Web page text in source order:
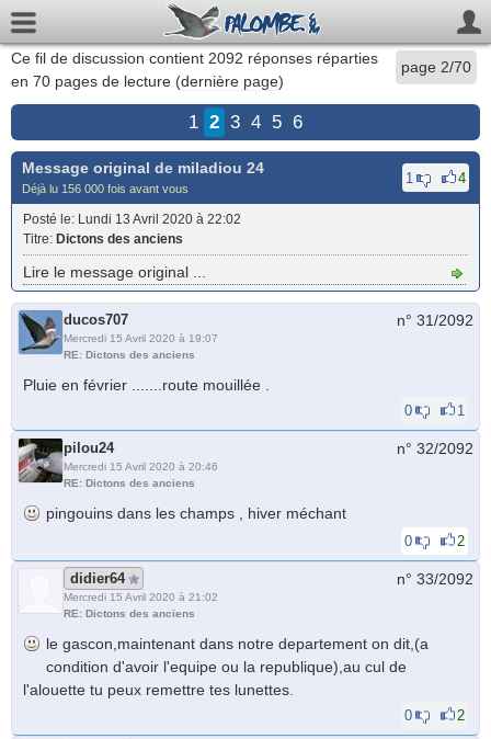
page 2/70
Ce fil de discussion contient 2092 réponses réparties
en 70 pages de lecture (dernière page)
1 2 3 4 5 6
Message original de miladiou 24
Déjà lu 156 000 fois avant vous
1 4
Posté le: Lundi 13 Avril 2020 à 22:02
Titre: Dictons des anciens
Lire le message original ...
ducos707
Mercredi 15 Avril 2020 à 19:07
RE: Dictons des anciens
n° 31/2092
Pluie en février .......route mouillée .
0 1
pilou24
Mercredi 15 Avril 2020 à 20:46
RE: Dictons des anciens
n° 32/2092
pingouins dans les champs , hiver méchant
0 2
didier64
Mercredi 15 Avril 2020 à 21:02
RE: Dictons des anciens
n° 33/2092
le gascon,maintenant dans notre departement on dit,(a
condition d'avoir l'equipe ou la republique),au cul de
l'alouette tu peux remettre tes lunettes.
0 2